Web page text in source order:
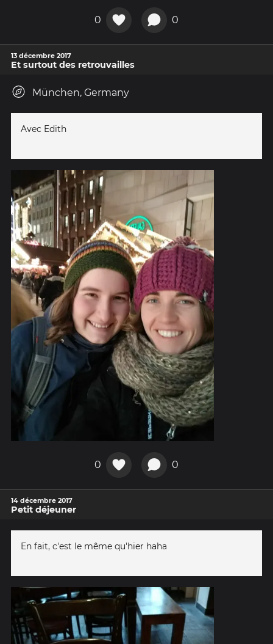
0 0
13 décembre 2017
Et surtout des retrouvailles
München, Germany
Avec Edith
0 0
14 décembre 2017
Petit déjeuner
En fait, c'est le même qu'hier haha